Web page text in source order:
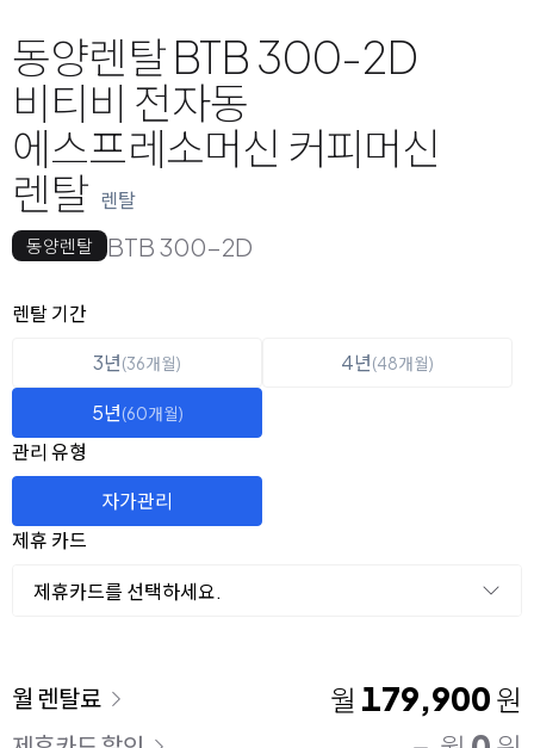
동양렌탈 BTB 300-2D
비티비 전자동
에스프레소머신 커피머신
렌탈 렌탈
동양렌탈 BTB 300-2D
옵션 선택
렌탈 선택
렌탈 기간
3년(36개월) 4년(48개월)
5년(60개월)
관리 유형
자가관리
제휴 카드
제휴카드를 선택하세요.
이용 요금
월 렌탈료 월 179,900 원